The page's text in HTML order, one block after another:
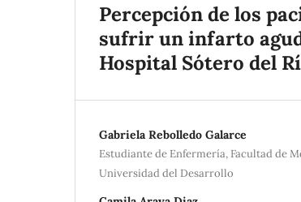
Percepción de los
sufrir un infarto
Hospital Sótero del
Gabriela Rebolledo Galarce
Estudiante de Enfermería, Facultad de
Universidad del Desarrollo